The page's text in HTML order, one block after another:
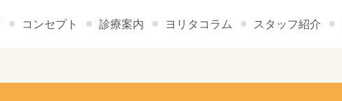
コンセプト 診療案内 ヨリタコラム スタッフ紹介